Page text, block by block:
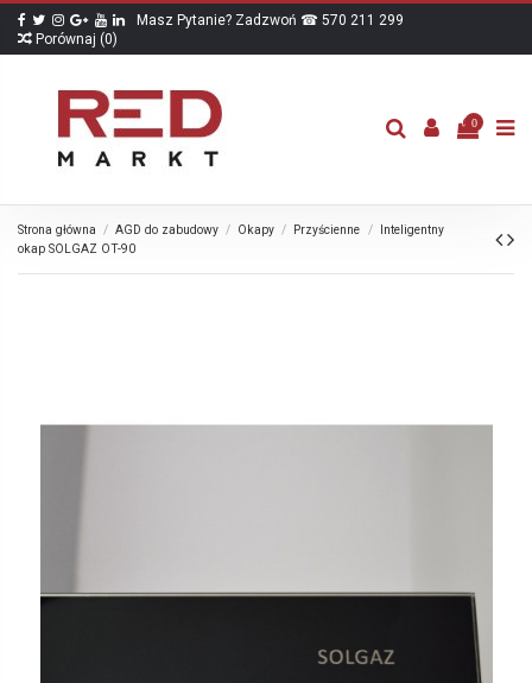
Masz Pytanie? Zadzwoń ☎ 570 211 299
Porównaj (0)
0
Strona główna AGD do zabudowy Okapy Przyścienne
Inteligentny
okap SOLGAZ OT-90